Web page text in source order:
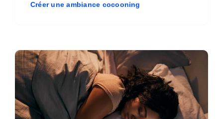
Créer une ambiance cocooning